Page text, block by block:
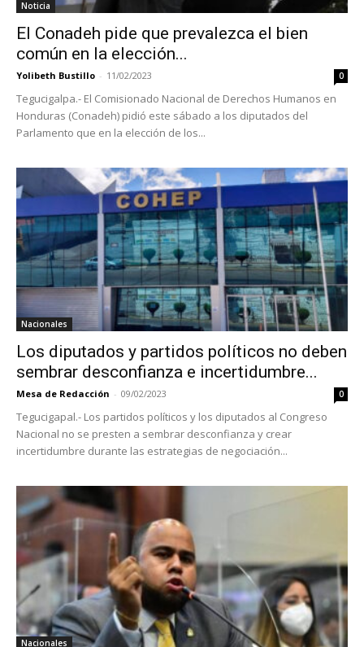
Noticia
El Conadeh pide que prevalezca el bien
común en la elección...
Yolibeth Bustillo - 11/02/2023 0
Tegucigalpa.- El Comisionado Nacional de Derechos Humanos en
Honduras (Conadeh) pidió este sábado a los diputados del
Parlamento que en la elección de los...
Nacionales
Los diputados y partidos políticos no deben
sembrar desconfianza e incertidumbre...
Mesa de Redacción - 09/02/2023 0
Tegucigapal.- Los partidos políticos y los diputados al Congreso
Nacional no se presten a sembrar desconfianza y crear
incertidumbre durante las estrategias de negociación...
Nacionales